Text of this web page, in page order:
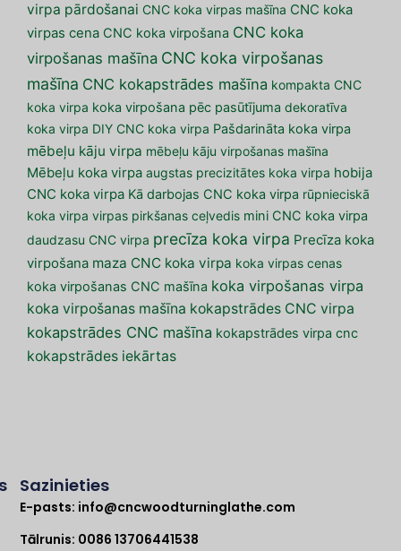
virpa pārdošanai CNC koka virpas mašīna CNC koka
virpas cena CNC koka virpošana CNC koka
virpošanas mašīna CNC koka virpošanas
mašīna CNC kokapstrādes mašīna kompakta CNC
koka virpa koka virpošana pēc pasūtījuma dekoratīva
koka virpa DIY CNC koka virpa Pašdarināta koka virpa
mēbeļu kāju virpa mēbeļu kāju virpošanas mašīna
Mēbeļu koka virpa augstas precizitātes koka virpa hobija
CNC koka virpa Kā darbojas CNC koka virpa rūpnieciskā
koka virpa virpas pirkšanas ceļvedis mini CNC koka virpa
daudzasu CNC virpa precīza koka virpa Precīza koka
virpošana maza CNC koka virpa koka virpas cenas
koka virpošanas CNC mašīna koka virpošanas virpa
koka virpošanas mašīna kokapstrādes CNC virpa
kokapstrādes CNC mašīna kokapstrādes virpa cnc
kokapstrādes iekārtas
Sazinieties
E-pasts: info@cncwoodturninglathe.com
Tālrunis: 0086 13706441538